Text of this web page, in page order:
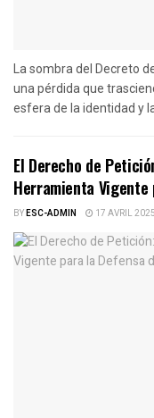
La sombra del Decreto
una pérdida que
esfera de la identidad y
El Derecho de
Herramienta Vigente
BYESC-ADMIN 17 AVRIL 2025